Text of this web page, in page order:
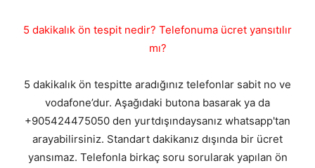
5 dakikalık ön tespit nedir? Telefonuma ücret yansıtılır
mı?
5 dakikalık ön tespitte aradığınız telefonlar sabit no ve
vodafone’dur. Aşağıdaki butona basarak ya da
+905424475050 den yurtdışındaysanız whatsapp'tan
arayabilirsiniz. Standart dakikanız dışında bir ücret
yansımaz. Telefonla birkaç soru sorularak yapılan ön